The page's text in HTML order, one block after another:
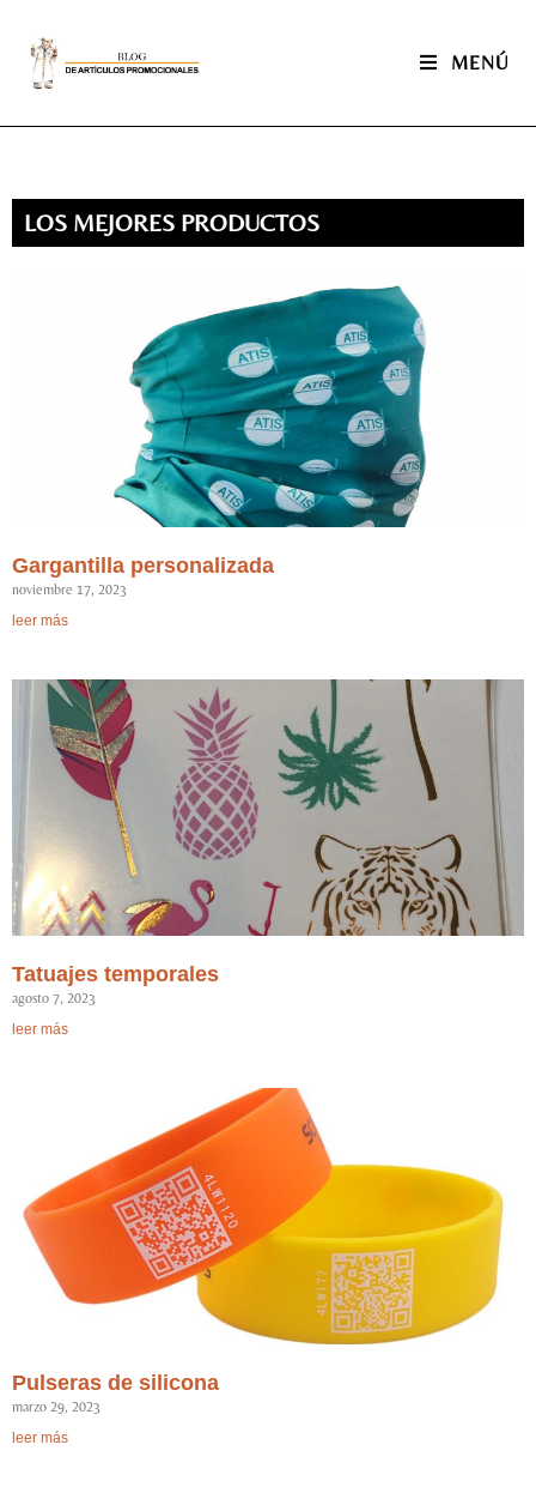
MENÚ
LOS MEJORES PRODUCTOS
Gargantilla personalizada
noviembre 17, 2023
leer más
Tatuajes temporales
agosto 7, 2023
leer más
Pulseras de silicona
marzo 29, 2023
leer más